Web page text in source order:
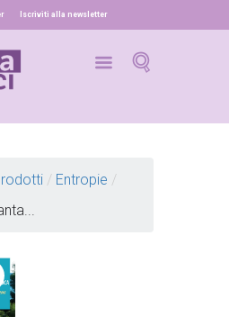
Iscriviti alla newsletter
/ Entropie /